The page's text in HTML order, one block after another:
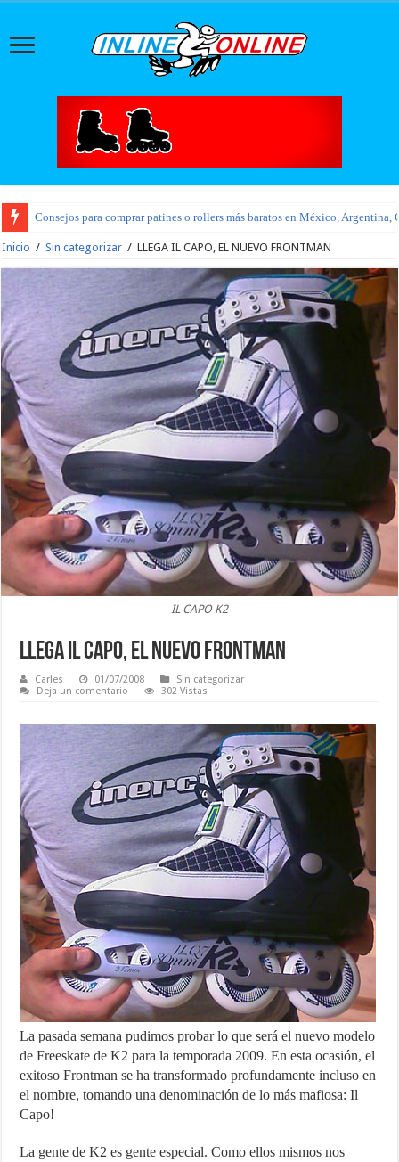
Consejos para comprar patines o rollers más baratos en México, Argentina,
Inicio / Sin categorizar / LLEGA IL CAPO, EL NUEVO FRONTMAN
IL CAPO K2
LLEGA IL CAPO, EL NUEVO FRONTMAN
Carles 01/07/2008
Sin categorizar
Deja un comentario
302 Vistas
La pasada semana pudimos probar lo que será el nuevo modelo
de Freeskate de K2 para la temporada 2009. En esta ocasión, el
exitoso Frontman se ha transformado profundamente incluso en
el nombre, tomando una denominación de lo más mafiosa: Il
Capo!
La gente de K2 es gente especial. Como ellos mismos nos